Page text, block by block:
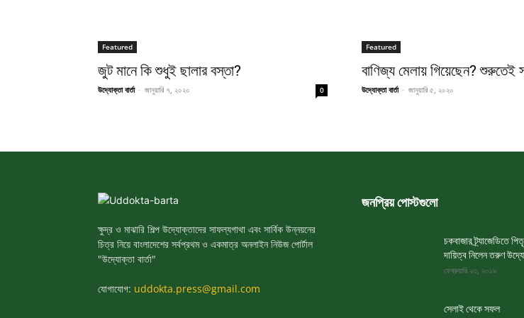
Featured
জুট মানে কি শুধুই ছালার বস্তা?
উদ্যোক্তা বার্তা - জানুয়ারি ৭, ২০২০ 0
Featured
বাণিজ্য মেলায় গিয়েছেন? শুরুতেই
উদ্যোক্তা বার্তা - জানুয়ারি ৫, ২০২০
ক্ষুদ্র ও মাঝারি শিল্প উদ্যোক্তাদের সাফল্যগাথা এবং সার্বিক উন্নয়নের
চিত্র নিয়ে বাংলাদেশের সর্বপ্রথম ও একমাত্র অনলাইন নিউজ পোর্টাল
"উদ্যোক্তা বার্তা"
যোগাযোগ: uddokta.press@gmail.com
জনপ্রিয় পোস্টগুলো
চকবাজার ট্র্যাজেডিতে
দায়িত্ব নিলেন তরুণ
ফেব্রুয়ারি ২৩, ২০১৯
সেলাই থেকে সফল